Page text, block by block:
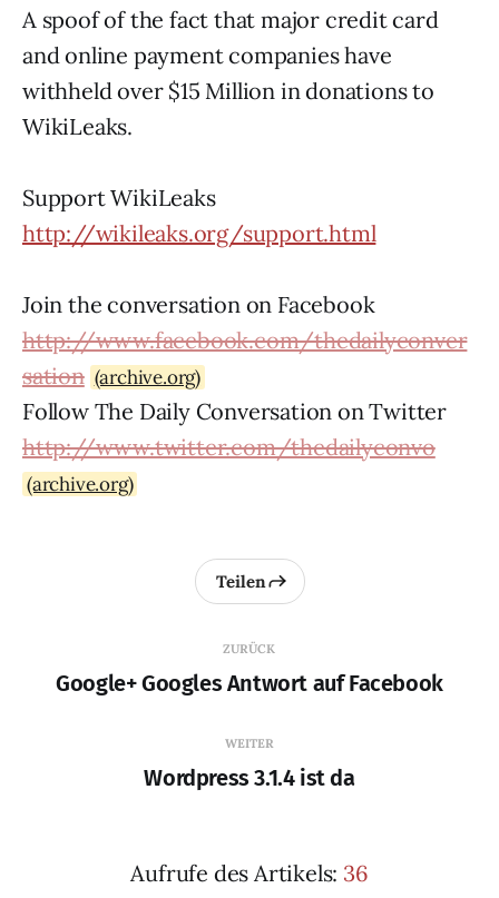
A spoof of the fact that major credit card
and online payment companies have
withheld over $15 Million in donations to
WikiLeaks.
Support WikiLeaks
http://wikileaks.org/support.html
Join the conversation on Facebook
http://www.facebook.com/thedailyconver
sation (archive.org)
Follow The Daily Conversation on Twitter
http://www.twitter.com/thedailyconvo
(archive.org)
ZURÜCK
Google+ Googles Antwort auf Facebook
Teilen
WEITER
Wordpress 3.1.4 ist da
Aufrufe des Artikels: 36